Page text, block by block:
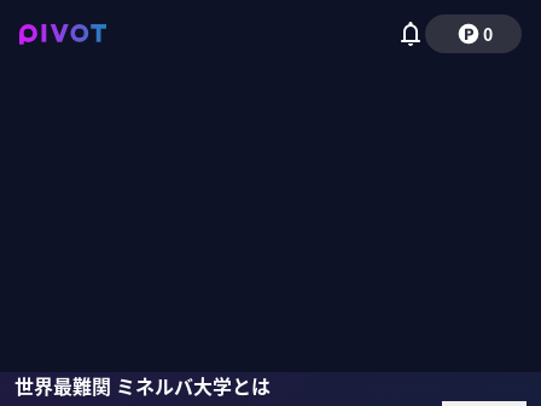
0
世界最難関 ミネルバ大学とは
黒川公晴野嶋紗己子